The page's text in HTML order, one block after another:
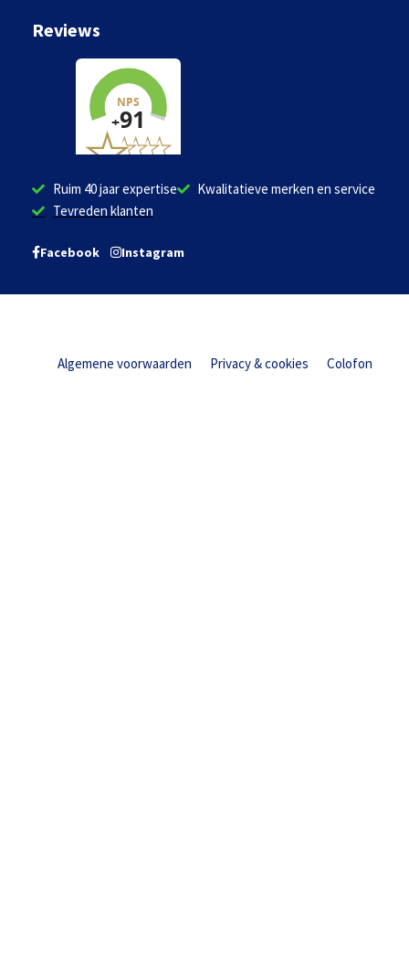
Reviews
Ruim 40 jaar expertise
Kwalitatieve merken en service
Tevreden klanten
Facebook Instagram
Algemene voorwaarden Privacy & cookies Colofon